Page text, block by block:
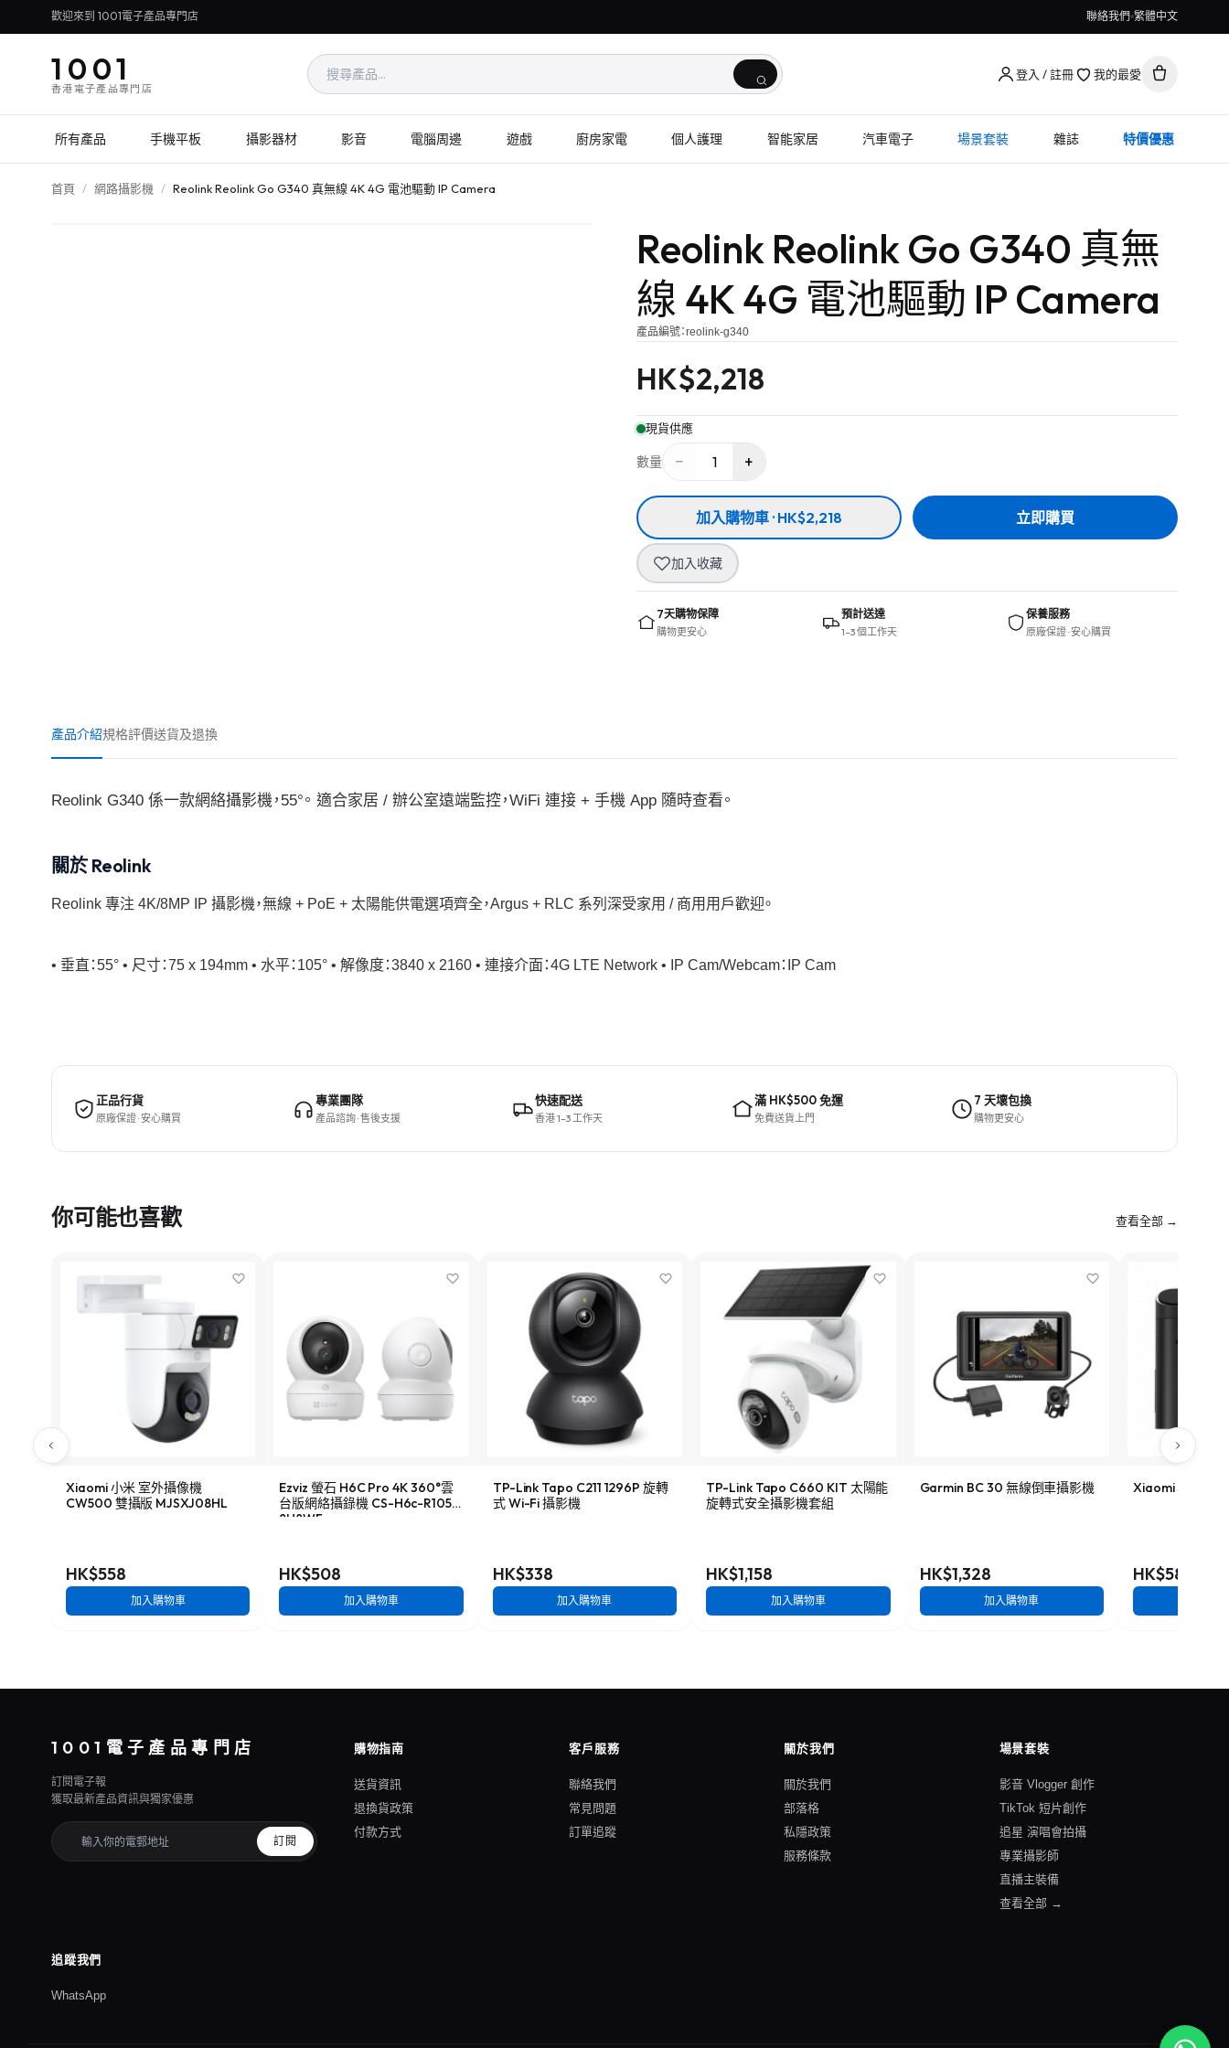
歡迎來到 1001電子產品專門店 聯絡我們 繁體中文
1001
香港電子產品專門店
登入 / 註冊 我的最愛
所有產品 手機平板 攝影器材 影音 電腦周邊 遊戲 廚房家電 個人護理 智能家居 汽車電子 場景套裝 雜誌 特價優惠
首頁 / 網路攝影機 / Reolink Reolink Go G340 真無線 4K 4G 電池驅動 IP Camera
Reolink Reolink Go G340 真無
線 4K 4G 電池驅動 IP Camera
產品編號：reolink-g340
HK$2,218
現貨供應
數量 − 1 +
加入購物車 · HK$2,218 立即購買
加入收藏
7天購物保障
購物更安心
預計送達
1–3 個工作天
保養服務
原廠保證 · 安心購買
產品介紹規格評價送貨及退換
Reolink G340 係一款網絡攝影機，55°。 適合家居 / 辦公室遠端監控，WiFi 連接 + 手機 App 隨時查看。
關於 Reolink
Reolink 專注 4K/8MP IP 攝影機，無線 + PoE + 太陽能供電選項齊全，Argus + RLC 系列深受家用 / 商用用戶歡迎。
• 垂直：55° • 尺寸：75 x 194mm • 水平：105° • 解像度：3840 x 2160 • 連接介面：4G LTE Network • IP Cam/Webcam：IP Cam
正品行貨
原廠保證 · 安心購買
專業團隊
產品諮詢 · 售後支援
快速配送
香港 1–3 工作天
滿 HK$500 免運
免費送貨上門
7 天壞包換
購物更安心
你可能也喜歡 查看全部 →
Xiaomi 小米 室外攝像機
CW500 雙攝版 MJSXJ08HL
HK$558
加入購物車
Ezviz 螢石 H6C Pro 4K 360°雲
台版網絡攝錄機 CS-H6c-R105-
8H8WF
HK$508
加入購物車
TP-Link Tapo C211 1296P 旋轉
式 Wi-Fi 攝影機
HK$338
加入購物車
TP-Link Tapo C660 KIT 太陽能
旋轉式安全攝影機套組
HK$1,158
加入購物車
Garmin BC 30 無線倒車攝影機
HK$1,328
加入購物車
Xiaomi 小米 記
HK$588
1001電子產品專門店
訂閱電子報
獲取最新產品資訊與獨家優惠
訂閱
購物指南
送貨資訊
退換貨政策
付款方式
客戶服務
聯絡我們
常見問題
訂單追蹤
關於我們
關於我們
部落格
私隱政策
服務條款
場景套裝
影音 Vlogger 創作
TikTok 短片創作
追星 演唱會拍攝
專業攝影師
直播主裝備
查看全部 →
追蹤我們
WhatsApp